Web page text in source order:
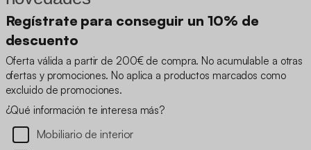
Regístrate para conseguir un 10% de
descuento
Oferta válida a partir de 200€ de compra. No acumulable a otras
ofertas y promociones. No aplica a productos marcados como
excluido de promociones.
¿Qué información te interesa más?
Mobiliario de interior